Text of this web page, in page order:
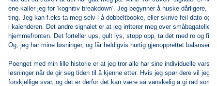
ene kaller jeg for ’kognitiv breakdown’. Jeg begynner å huske dårligere,
ting. Jeg kan f.eks ta meg selv i å dobbeltbooke, eller skrive feil dato og
i kalenderen. Det andre signalet er at jeg irriterer meg over småbagateller
hjemmefronten. Det forteller ups, gult lys, stopp opp, ta det med ro og
Og, jeg har mine løsninger, og får heldigvis hurtig gjenopprettet balansen.
Poenget med min lille historie er at jeg tror alle har sine individuelle
løsninger når de gir seg tiden til å kjenne etter. Hvis jeg spør dere vil jeg
forskjellige svar, og det er derfor det kan være så vanskelig å gi råd som